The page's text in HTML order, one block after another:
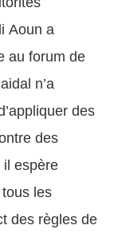
Aoun a
au forum de
n’a
des
des
espère
les
des règles de